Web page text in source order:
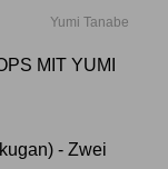
Yumi Tanabe
MIT YUMI
- Zwei